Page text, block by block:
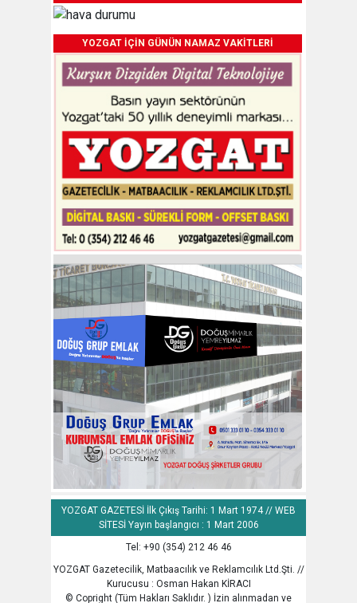
YOZGAT İÇİN GÜNÜN NAMAZ VAKİTLERİ
YOZGAT GAZETESİ İlk Çıkış Tarihi: 1 Mart 1974 // WEB
SİTESİ Yayın başlangıcı : 1 Mart 2006
Tel: +90 (354) 212 46 46
YOZGAT Gazetecilik, Matbaacılık ve Reklamcılık Ltd.Şti. //
Kurucusu : Osman Hakan KİRACI
© Copright (Tüm Hakları Saklıdır. ) İzin alınmadan ve